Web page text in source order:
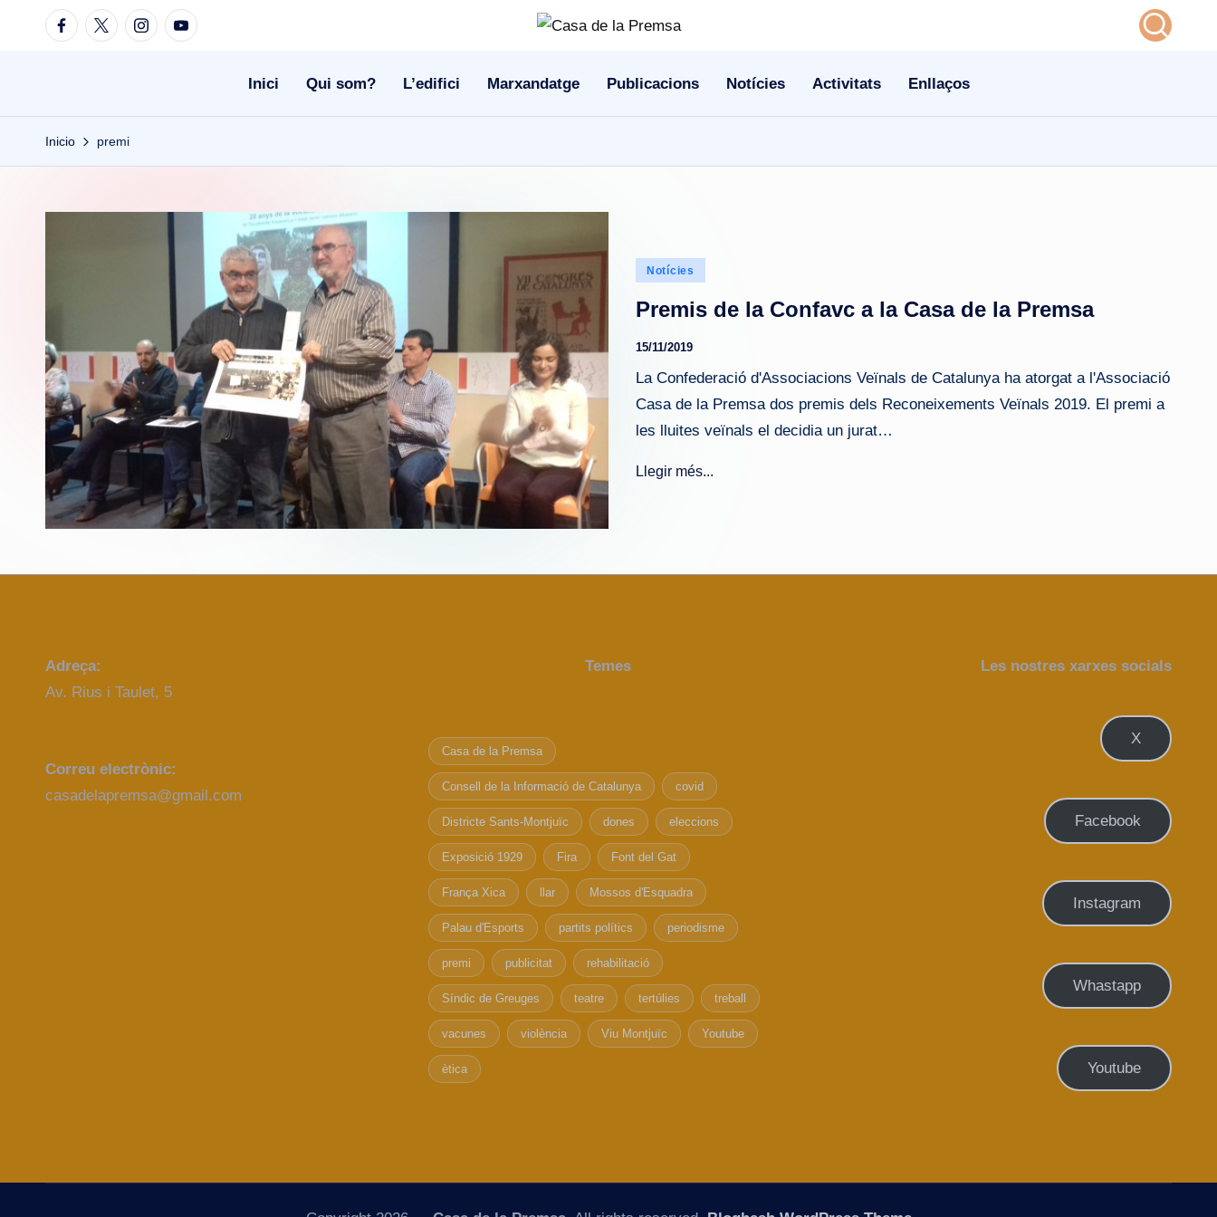
FacebookTwitterInstagramYoutube
Inici Qui som? L’edifici Marxandatge Publicacions Notícies Activitats Enllaços
Inicio premi
Publicado
Notícies
Premis de la Confavc a la Casa de la Premsa
15/11/2019
La Confederació d'Associacions Veïnals de Catalunya ha atorgat a l'Associació
Casa de la Premsa dos premis dels Reconeixements Veïnals 2019. El premi a
les lluites veïnals el decidia un jurat…
Llegir més...
Adreça:
Av. Rius i Taulet, 5
Correu electrònic:
casadelapremsa@gmail.com
Temes
Casa de la Premsa
Consell de la Informació de Catalunya covid
Districte Sants-Montjuïc dones eleccions
Exposició 1929 Fira Font del Gat
França Xica llar Mossos d'Esquadra
Palau d'Esports partits polítics periodisme
premi publicitat rehabilitació
Síndic de Greuges teatre tertúlies treball
vacunes violència Viu Montjuïc Youtube
ètica
Les nostres xarxes socials
X
Facebook
Instagram
Whastapp
Youtube